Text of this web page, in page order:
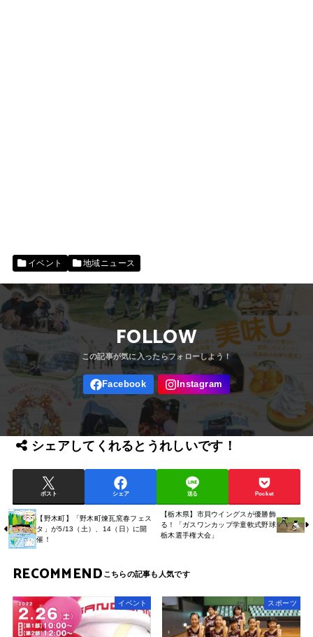
イベント 地域ニュース
FOLLOW
シェアしてくれるとうれしいです！
ポスト シェア 送る Pocket
【野木町】「野木町煉瓦窯春フェス
タ」が5/13（土）、14（日）に開
催！
【栃木県】市貝ウイングスが優勝飾
る！「ガスワンカップ学童軟式野球
栃木選手権大会」
RECOMMEND
イベント スポーツ